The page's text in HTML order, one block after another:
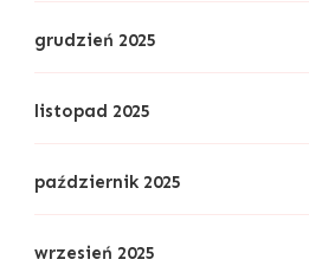
grudzień 2025
listopad 2025
październik 2025
wrzesień 2025